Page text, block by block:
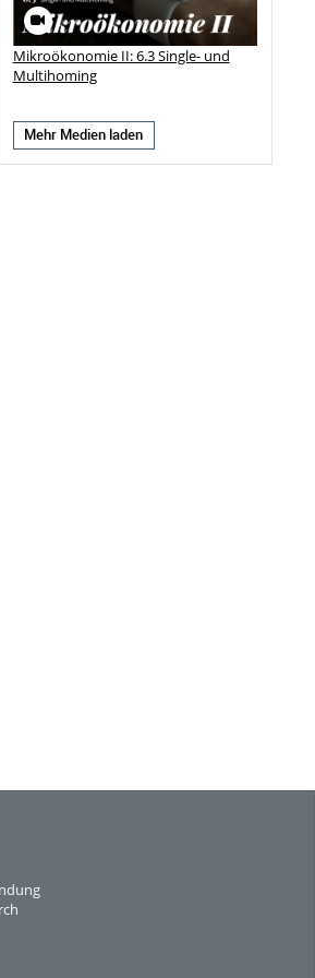
Mikroökonomie II: 6.3 Single- und
Multihoming
Mehr Medien laden